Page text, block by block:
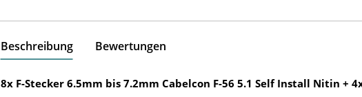
Beschreibung Bewertungen
8x F-Stecker 6.5mm bis 7.2mm Cabelcon F-56 5.1 Self Install Nitin +